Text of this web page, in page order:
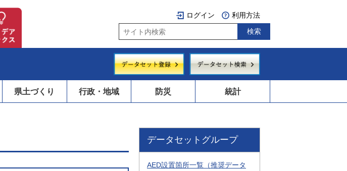
ログイン 利用方法
県土づくり 行政・地域 防災 統計
データセットグループ
AED設置箇所一覧（推奨データ